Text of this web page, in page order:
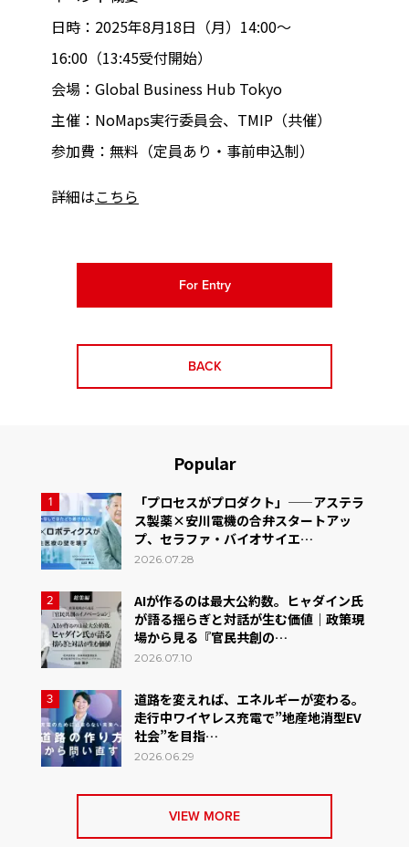
日時：2025年8月18日（月）14:00〜
16:00（13:45受付開始）
会場：Global Business Hub Tokyo
主催：NoMaps実行委員会、TMIP（共催）
参加費：無料（定員あり・事前申込制）
詳細はこちら
For Entry
BACK
Popular
1
「プロセスがプロダクト」——アステラ
ス製薬×安川電機の合弁スタートアッ
プ、セラファ・バイオサイエ…
2026.07.28
2
AIが作るのは最大公約数。ヒャダイン氏
が語る揺らぎと対話が生む価値｜政策現
場から見る『官民共創の…
2026.07.10
3
道路を変えれば、エネルギーが変わる。
走行中ワイヤレス充電で”地産地消型EV
社会”を目指…
2026.06.29
VIEW MORE